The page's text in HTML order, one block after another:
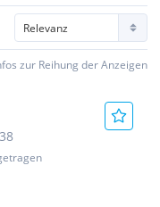
zur Reihung der Anzeigen